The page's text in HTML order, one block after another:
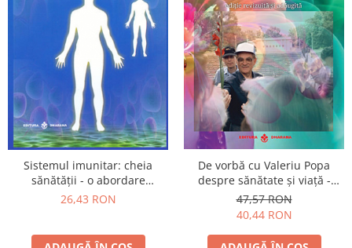
Sistemul imunitar: cheia
sănătăţii - o abordare
holistică
26,43 RON
De vorbă cu Valeriu Popa
despre sănătate şi viaţă -
conţine DVD
47,57 RON
40,44 RON